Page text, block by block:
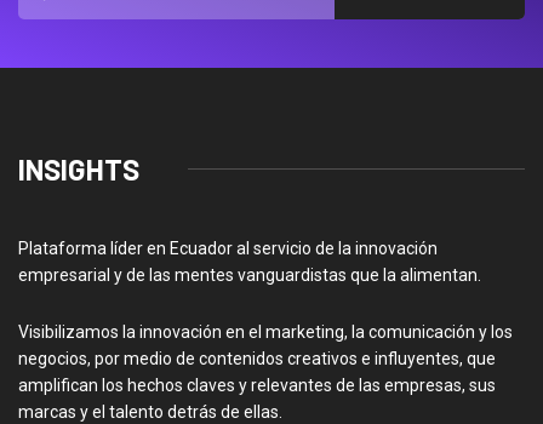
INSIGHTS
Plataforma líder en Ecuador al servicio de la innovación
empresarial y de las mentes vanguardistas que la alimentan.
Visibilizamos la innovación en el marketing, la comunicación y los
negocios, por medio de contenidos creativos e influyentes, que
amplifican los hechos claves y relevantes de las empresas, sus
marcas y el talento detrás de ellas.